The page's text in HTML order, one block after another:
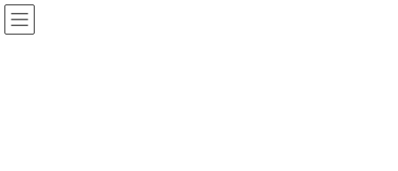
コ
ン
テ
ナ
ビ
ゲ